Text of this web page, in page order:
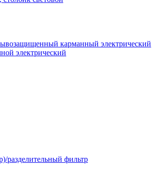
карманный электрический
электрический
разделительный фильтр